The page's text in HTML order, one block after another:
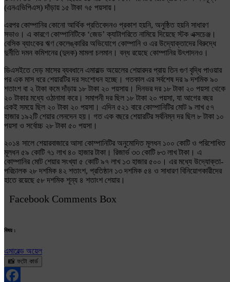
(এনএভিপিএস) দাঁড়ায় ১৫ টাকা ৭৫ পয়সায়।
এরপর কোম্পানির কোনো আর্থিক প্রতিবেদনও প্রকাশ হয়নি, অনুষ্ঠিত হয়নি সাধারণ
সভাও। এ কারণে কোম্পানিটিকে ‘জেড’ ক্যাটাগরিতে নামিয়ে দিয়েছে স্টক এক্সচেঞ্জ।
বেসিক ব্যাংকের ঋণ কেলেঙ্কারির অভিযোগে কোম্পানি ও এর উদ্যোক্তাদের বিরুদ্ধে
দুর্নীতি দমন কমিশনের (দুদক) মামলা চলমান। বন্ধ রয়েছে কোম্পানির উৎপাদনও।
ডিএসইতে দেড় মাসের ব্যবধানে এমারাল্ড অয়েলের শেয়ারদর প্রায় তিন গুণ বৃদ্ধি পাওয়ার
পর এক মাস ধরে শেয়ারটির দর সংশোধন হচ্ছে। গতকাল এর সর্বশেষ দর ৯ দশমিক ৯০
শতাংশ বা ২ টাকা কমে দাঁড়ায় ১৮ টাকা ২০ পয়সায়। দিনভর দর ১৮ টাকা ২০ পয়সা থেকে
২০ টাকার মধ্যে ওঠানামা করে। সমাপনী দর ছিল ১৮ টাকা ২০ পয়সা, যা আগের বছর
একই সময়ে ছিল ২০ টাকা ২০ পয়সা। এদিন ৫২১ বারে কোম্পানিটির মোট ৯ লাখ ৫৭
হাজার ১৯২টি শেয়ার লেনদেন হয়। গত এক বছরে শেয়ারটির সর্বনিম্ন দর ছিল ৮ টাকা ১০
পয়সা ও সর্বোচ্চ ২৮ টাকা ৫০ পয়সা।
২০১৪ সালে শেয়ারবাজারে আসা কোম্পানিটির অনুমোদিত মূলধন ১০০ কোটি ও পরিশোধিত
মূলধন ৫৯ কোটি ৭১ লাখ ৪০ হাজার টাকা। রিজার্ভ ৩৩ কোটি ৮৩ লাখ টাকা। এ
কোম্পানির মোট শেয়ার সংখ্যা ৫ কোটি ৯৭ লাখ ১৩ হাজার ৫০০। এর মধ্যে উদ্যোক্তা-
পরিচালক ২৮ দশমিক ৪২ শতাংশ, প্রতিষ্ঠান ১৩ দশমিক ৫৪ ও সাধারণ বিনিয়োগকারীদের
হাতে রয়েছে ৫৮ দশমিক শূন্য ৪ শতাংশ শেয়ার।
Facebook Comments Box
বিষয় :
এমারেল্ড অয়েল
📸 ফটো কার্ড